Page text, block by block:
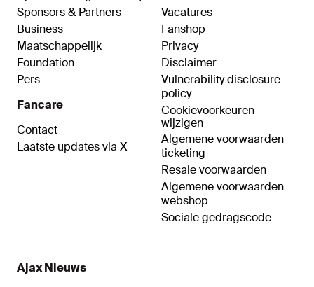
Sponsors & Partners
Business
Maatschappelijk
Foundation
Pers
Fancare
Contact
Laatste updates via X
Vacatures
Fanshop
Privacy
Disclaimer
Vulnerability disclosure
policy
Cookievoorkeuren
wijzigen
Algemene voorwaarden
ticketing
Resale voorwaarden
Algemene voorwaarden
webshop
Sociale gedragscode
Ajax Nieuws